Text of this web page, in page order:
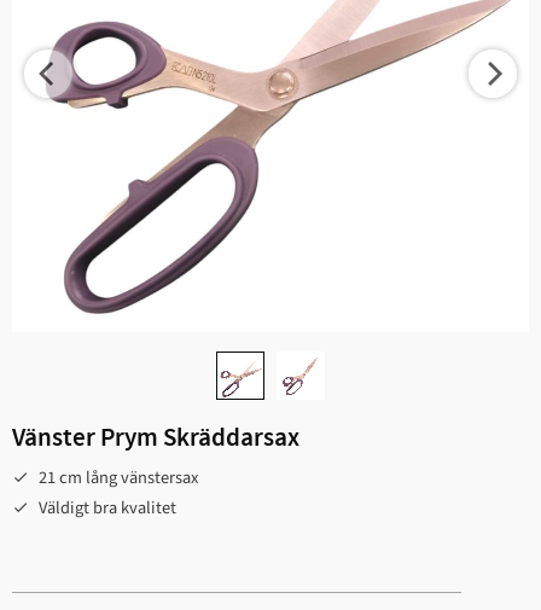
Vänster Prym Skräddarsax
21 cm lång vänstersax
Väldigt bra kvalitet